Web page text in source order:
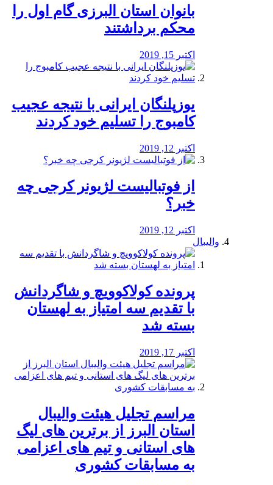
بانوان استان البرزی گام اول را
محكم برداشتند
اکتبر 15, 2019
یوزپلنگان ایرانی با نتیجه عجیب
کامبوج را تسلیم خود کردند
اکتبر 12, 2019
از فوتبالیست لژیونر کرجی چه
خبر؟
اکتبر 12, 2019
والیبال
پرونده کولاکوویچ و شاگردانش
با تقدیم سه امتیاز به لهستان
بسته شد
اکتبر 17, 2019
مراسم تجلیل هیئت والیبال
استان البرز از برترین های لیگ
های استانی و تیم های اعزامی
به مسابقات کشوری